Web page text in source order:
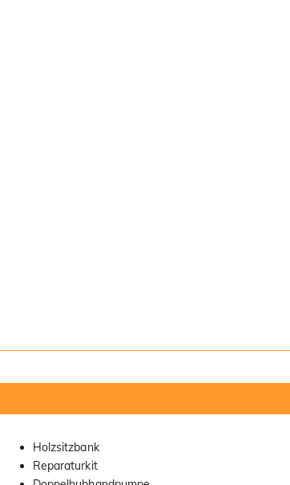
Holzsitzbank
Reparaturkit